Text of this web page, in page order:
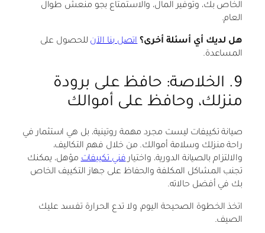
الخاص بك، وتوفير المال، والاستمتاع بجو منعش طوال
العام.
هل لديك أي أسئلة أخرى؟ اتصل بنا الآن للحصول على
المساعدة.
9. الخلاصة: حافظ على برودة
منزلك، وحافظ على أموالك
صيانة تكييفات ليست مجرد مهمة روتينية، بل هي استثمار في
راحة منزلك وسلامة أموالك. من خلال فهم التكاليف،
والالتزام بالصيانة الدورية، واختيارفني تكييفاتمؤهل، يمكنك
تجنب المشاكل المكلفة والحفاظ على جهاز التكييف الخاص
بك في أفضل حالاته.
اتخذ الخطوة الصحيحة اليوم، ولا تدع الحرارة تفسد عليك
الصيف.